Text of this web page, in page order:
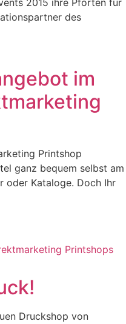
2015 ihre Pforten für
des
im
Printshop
ganz bequem selbst am
oder Kataloge. Doch Ihr
Druckshop von